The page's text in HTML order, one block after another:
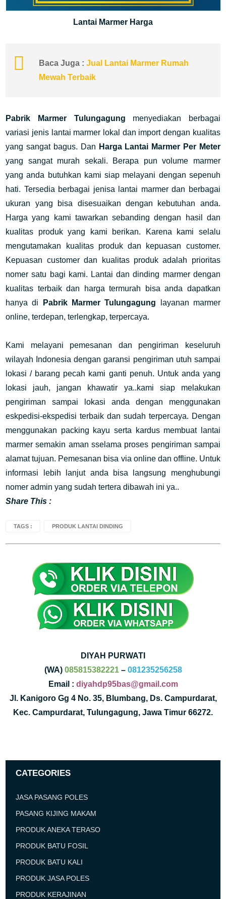
Lantai Marmer Harga
Baca Juga :Jual Lantai Marmer Rumah
Mewah Terbaik
Pabrik Marmer Tulungagung menyediakan berbagai
variasi jenis lantai marmer lokal dan import dengan kualitas
yang sangat bagus. Dan Harga Lantai Marmer Per Meter
yang sangat murah sekali. Berapa pun volume marmer
yang anda butuhkan kami siap melayani dengan sepenuh
hati. Tersedia berbagai jenisa lantai marmer dan berbagai
ukuran yang bisa disesuaikan dengan kebutuhan anda.
Harga yang kami tawarkan sebanding dengan hasil dan
kualitas produk yang kami berikan. Karena kami selalu
mengutamakan kualitas produk dan kepuasan customer.
Kepuasan customer dan kualitas produk adalah prioritas
nomer satu bagi kami. Lantai dan dinding marmer dengan
kualitas terbaik dan harga termurah bisa anda dapatkan
hanya di
Pabrik Marmer Tulungagung layanan marmer
online, terdepan, terlengkap, terpercaya.
Kami melayani pemesanan dan pengiriman keseluruh
wilayah Indonesia dengan garansi pengiriman utuh sampai
lokasi / barang pecah kami ganti penuh. Untuk anda yang
lokasi jauh, jangan khawatir ya..kami siap melakukan
pengiriman sampai lokasi anda dengan menggunakan
eskpedisi-ekspedisi terbaik dan sudah terpercaya. Dengan
menggunakan packing kayu serta kardus membuat lantai
marmer semakin aman sselama proses pengiriman sampai
alamat tujuan. Pemesanan bisa via online dan offline. Untuk
informasi lebih lanjut anda bisa langsung menghubungi
nomer admin yang sudah tertera dibawah ini ya..
Share This :
TAGS : PRODUK LANTAI DINDING
DIYAH PURWATI
(WA) 085815382221– 081235256258
Email : diyahdp95bas@gmail.com
Jl. Kanigoro Gg 4 No. 35, Blumbang, Ds. Campurdarat,
Kec. Campurdarat, Tulungagung, Jawa Timur 66272.
CATEGORIES
JASA PASANG POLES
PASANG KIJING MAKAM
PRODUK ANEKA TERASO
PRODUK BATU FOSIL
PRODUK BATU KALI
PRODUK JASA POLES
PRODUK KERAJINAN